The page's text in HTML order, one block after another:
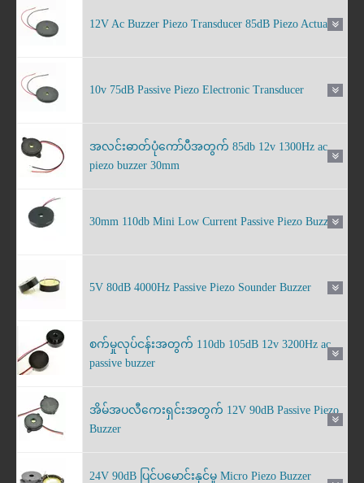
12V Ac Buzzer Piezo Transducer 85dB Piezo Actuator
10v 75dB Passive Piezo Electronic Transducer
အလင်းဓာတ်ပုံကော်ပီအတွက် 85db 12v 1300Hz ac
piezo buzzer 30mm
30mm 110db Mini Low Current Passive Piezo Buzzer
5V 80dB 4000Hz Passive Piezo Sounder Buzzer
စက်မှုလုပ်ငန်းအတွက် 110db 105dB 12v 3200Hz ac
passive buzzer
အိမ်အပလီကေးရှင်းအတွက် 12V 90dB Passive Piezo
Buzzer
24V 90dB ပြင်ပမောင်းနှင်မှု Micro Piezo Buzzer